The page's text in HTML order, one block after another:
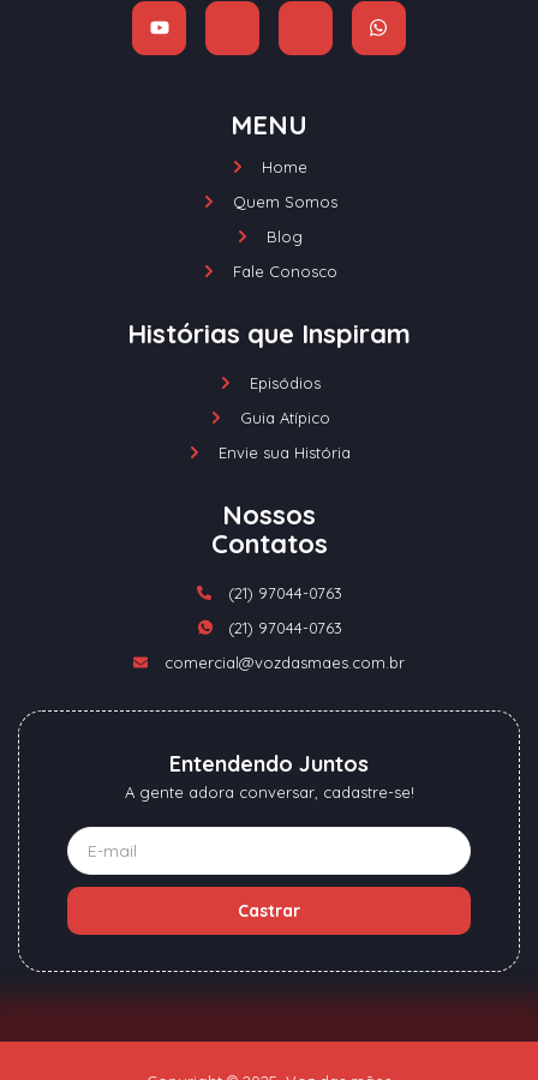
MENU
Home
Quem Somos
Blog
Fale Conosco
Histórias que Inspiram
Episódios
Guia Atípico
Envie sua História
Nossos
Contatos
(21) 97044-0763
(21) 97044-0763
comercial@vozdasmaes.com.br
Entendendo Juntos
A gente adora conversar, cadastre-se!
Castrar